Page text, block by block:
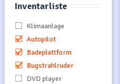
Inventarliste
Klimaanlage
Autopilot
Badeplattform
Bugstrahlruder
DVD player